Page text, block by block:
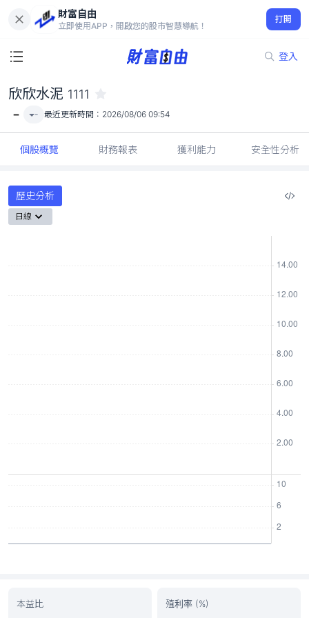
財富自由
立即使用APP，開啟您的股市智慧導航！
打開
登入
-
欣欣水泥 1111
- - 最近更新時間： 2026/08/06 09:54
個股概覽 財務報表 獲利能力 安全性分析
歷史分析
日線
本益比 殖利率 (%)